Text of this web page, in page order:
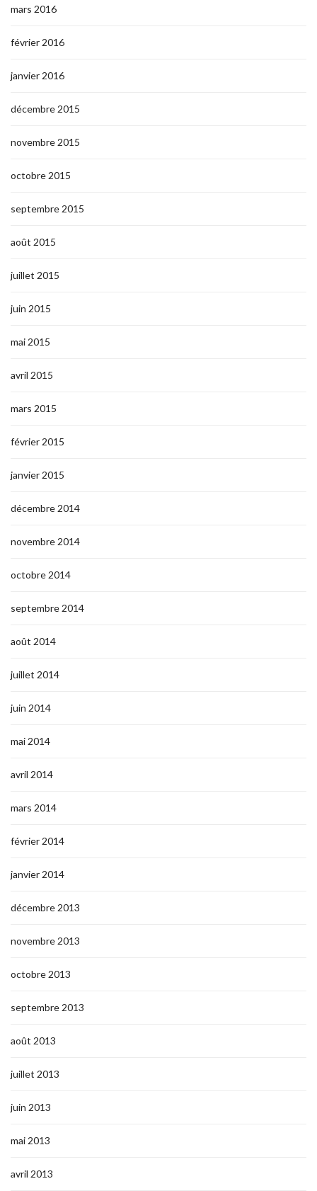
mars 2016
février 2016
janvier 2016
décembre 2015
novembre 2015
octobre 2015
septembre 2015
août 2015
juillet 2015
juin 2015
mai 2015
avril 2015
mars 2015
février 2015
janvier 2015
décembre 2014
novembre 2014
octobre 2014
septembre 2014
août 2014
juillet 2014
juin 2014
mai 2014
avril 2014
mars 2014
février 2014
janvier 2014
décembre 2013
novembre 2013
octobre 2013
septembre 2013
août 2013
juillet 2013
juin 2013
mai 2013
avril 2013